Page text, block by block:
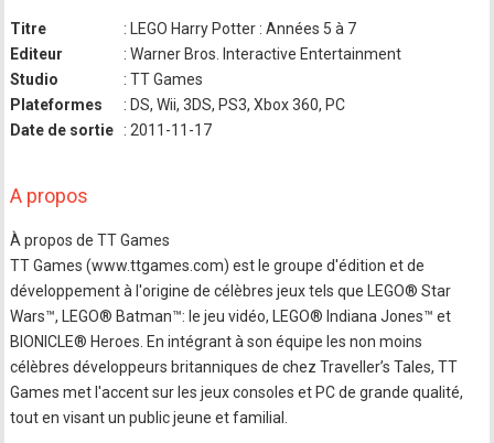
Titre
: LEGO Harry Potter : Années 5 à 7
Editeur
: Warner Bros. Interactive Entertainment
Studio
: TT Games
Plateformes
: DS, Wii, 3DS, PS3, Xbox 360, PC
Date de sortie
: 2011-11-17
A propos
À propos de TT Games
TT Games (www.ttgames.com) est le groupe d'édition et de
développement à l'origine de célèbres jeux tels que LEGO® Star
Wars™, LEGO® Batman™: le jeu vidéo, LEGO® Indiana Jones™ et
BIONICLE® Heroes. En intégrant à son équipe les non moins
célèbres développeurs britanniques de chez Traveller’s Tales, TT
Games met l'accent sur les jeux consoles et PC de grande qualité,
tout en visant un public jeune et familial.